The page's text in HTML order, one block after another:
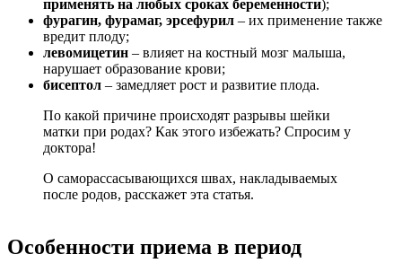
применять на любых сроках беременности);
фурагин, фурамаг, эрсефурил – их применение также
вредит плоду;
левомицетин – влияет на костный мозг малыша,
нарушает образование крови;
бисептол – замедляет рост и развитие плода.
По какой причине происходят разрывы шейки
матки при родах? Как этого избежать? Спросим у
доктора!
О саморассасывающихся швах, накладываемых
после родов, расскажет эта статья.
Особенности приема в период